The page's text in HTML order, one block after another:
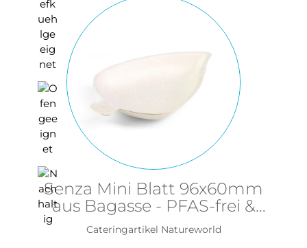
Senza Mini Blatt 96x60mm
aus Bagasse - PFAS-frei &
nachhaltig
Cateringartikel Natureworld